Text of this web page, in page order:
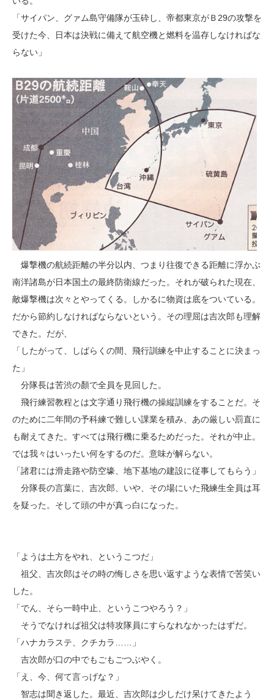
「サイパン、グァム島守備隊が玉砕し、帝都東京がＢ29の攻撃を
受けた今、日本は決戦に備えて航空機と燃料を温存しなければな
らない」
爆撃機の航続距離の半分以内、つまり往復できる距離に浮かぶ
南洋諸島が日本国土の最終防衛線だった。それが破られた現在、
敵爆撃機は次々とやってくる。しかるに物資は底をついている。
だから節約しなければならないという。その理屈は吉次郎も理解
できた。だが、
「したがって、しばらくの間、飛行訓練を中止することに決まっ
た」
分隊長は苦渋の顏で全員を見回した。
飛行練習教程とは文字通り飛行機の操縦訓練をすることだ。そ
のために二年間の予科練で難しい課業を積み、あの厳しい罰直に
も耐えてきた。すべては飛行機に乗るためだった。それが中止。
では我々はいったい何をするのだ。意味が解らない。
「諸君には滑走路や防空壕、地下基地の建設に従事してもらう」
分隊長の言葉に、吉次郎、いや、その場にいた飛練生全員は耳
を疑った。そして頭の中が真っ白になった。
「ようは土方をやれ、というこつだ」
祖父、吉次郎はその時の悔しさを思い返すような表情で苦笑い
した。
「でん、そら一時中止、というこつやろう？」
そうでなければ祖父は特攻隊員にすらなれなかったはずだ。
「ハナカラステ、クチカラ……」
吉次郎が口の中でもごもごつぶやく。
「え、今、何て言っげな？」
智志は聞き返した。最近、吉次郎は少しだけ呆けてきたよう